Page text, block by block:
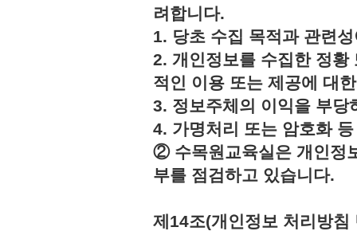
려합니다.
1. 당초 수집 목적과 관련
2. 개인정보를 수집한 정황
적인 이용 또는 제공에 대
3. 정보주체의 이익을 부당
4. 가명처리 또는 암호화
② 수목원교육실은 개인정
부를 점검하고 있습니다.
제14조(개인정보 처리방침